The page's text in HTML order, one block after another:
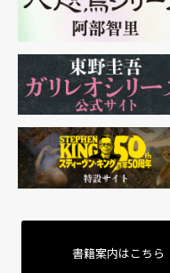
書籍案内はこちら